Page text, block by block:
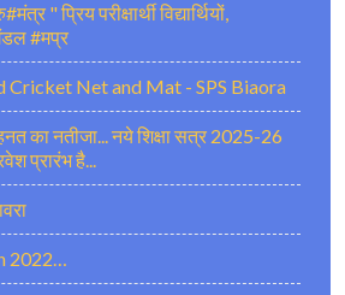
" प्रिय परीक्षार्थी विद्यार्थियों,
#मप्र
Cricket Net and Mat - SPS Biaora
का नतीजा... नये शिक्षा सत्र 2025-26
प्रारंभ है...
2022…